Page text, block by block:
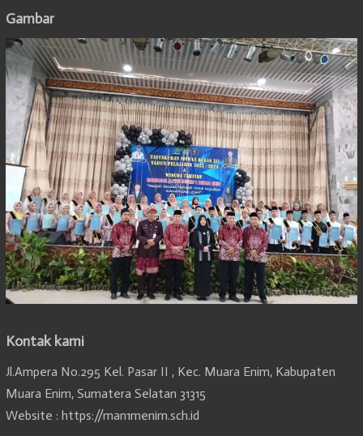
Gambar
Kontak kami
Jl.Ampera No.295 Kel. Pasar II , Kec. Muara Enim, Kabupaten
Muara Enim, Sumatera Selatan 31315
Website : https://man1menim.sch.id